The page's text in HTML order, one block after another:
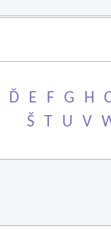
Ď E F G H
Š
T U V